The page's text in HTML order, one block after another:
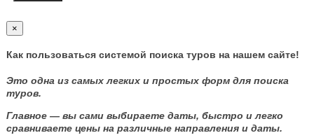
×
Как пользоваться системой поиска туров на нашем сайте!
Это одна из самых легких и простых форм для поиска
туров.
Главное — вы сами выбираете даты, быстро и легко
сравниваете цены на различные направления и даты.